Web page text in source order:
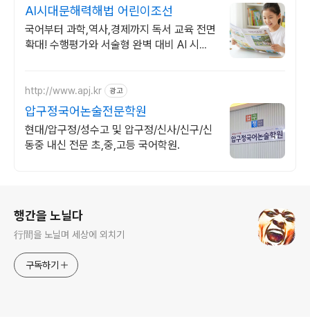
AI시대문해력해법 어린이조선
국어부터 과학,역사,경제까지 독서 교육 전면
확대! 수행평가와 서술형 완벽 대비 AI 시대
http://www.apj.kr 광고
압구정국어논술전문학원
현대/압구정/성수고 및 압구정/신사/신구/신
동중 내신 전문 초,중,고등 국어학원.
행간을 노닐다
行間을 노닐며 세상에 외치기
구독하기